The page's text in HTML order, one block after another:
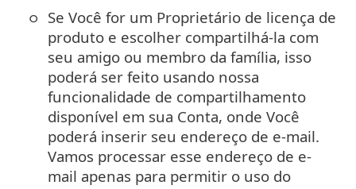
Se Você for um Proprietário de licença de
produto e escolher compartilhá-la com
seu amigo ou membro da família, isso
poderá ser feito usando nossa
funcionalidade de compartilhamento
disponível em sua Conta, onde Você
poderá inserir seu endereço de e-mail.
Vamos processar esse endereço de e-
mail apenas para permitir o uso do